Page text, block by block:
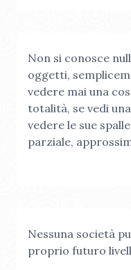
Non si conosce
oggetti,
vedere mai una
totalità, se vedi
vedere le sue
parziale,
Nessuna società
proprio futuro